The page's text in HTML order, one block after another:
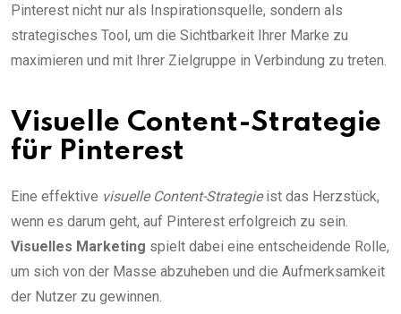
Pinterest nicht nur als Inspirationsquelle, sondern als
strategisches Tool, um die Sichtbarkeit Ihrer Marke zu
maximieren und mit Ihrer Zielgruppe in Verbindung zu treten.
Visuelle Content-Strategie
für Pinterest
Eine effektive visuelle Content-Strategieist das Herzstück,
wenn es darum geht, auf Pinterest erfolgreich zu sein.
Visuelles Marketing spielt dabei eine entscheidende Rolle,
um sich von der Masse abzuheben und die Aufmerksamkeit
der Nutzer zu gewinnen.